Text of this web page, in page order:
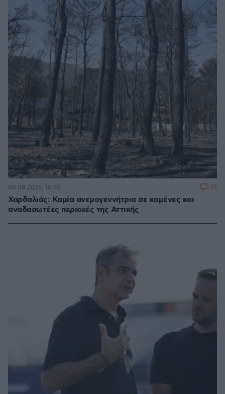
Χαρδαλιάς: Καμία ανεμογεννήτρια σε καμένες και
αναδασωτέες περιοχές της Αττικής
08.08.2026, 10:30 10